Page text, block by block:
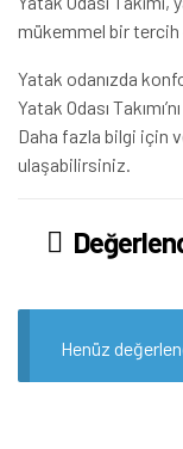
mükemmel bir tercih
Yatak odanızda
Yatak Odası
Daha fazla bilgi için
ulaşabilirsiniz.
Henüz